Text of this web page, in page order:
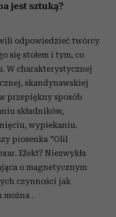
jest sztuką?
odpowiedzieć twórcy
się stołem i tym, co
W charakterystycznej
skandynawskiej
przepiękny sposób
składników,
wypiekaniu.
piosenka "Olil
Efekt? Niezwykła
o magnetycznym
czynności jak
można .